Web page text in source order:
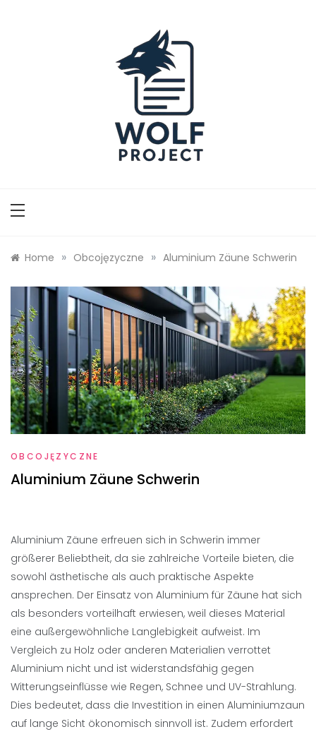
Home » Obcojęzyczne » Aluminium Zäune Schwerin
OBCOJĘZYCZNE
Aluminium Zäune Schwerin
Aluminium Zäune erfreuen sich in Schwerin immer
größerer Beliebtheit, da sie zahlreiche Vorteile bieten, die
sowohl ästhetische als auch praktische Aspekte
ansprechen. Der Einsatz von Aluminium für Zäune hat sich
als besonders vorteilhaft erwiesen, weil dieses Material
eine außergewöhnliche Langlebigkeit aufweist. Im
Vergleich zu Holz oder anderen Materialien verrottet
Aluminium nicht und ist widerstandsfähig gegen
Witterungseinflüsse wie Regen, Schnee und UV-Strahlung.
Dies bedeutet, dass die Investition in einen Aluminiumzaun
auf lange Sicht ökonomisch sinnvoll ist. Zudem erfordert